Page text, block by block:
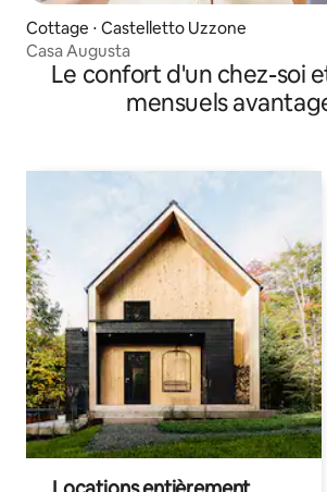
Cottage ⋅ Castelletto Uzzone
Casa Augusta
Le confort d'un chez-soi
mensuels